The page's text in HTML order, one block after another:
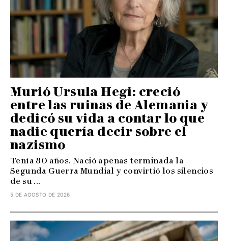
Murió Ursula Hegi: creció
entre las ruinas de Alemania y
dedicó su vida a contar lo que
nadie quería decir sobre el
nazismo
Tenía 80 años. Nació apenas terminada la
Segunda Guerra Mundial y convirtió los silencios
de su ...
5 DE AGOSTO DE 2026